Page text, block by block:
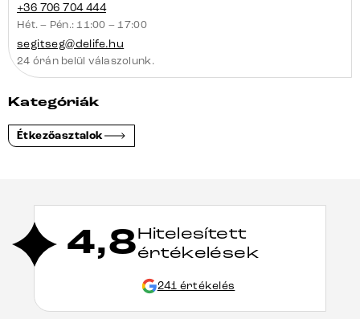
+36 706 704 444
Hét. – Pén.: 11:00 – 17:00
segitseg@delife.hu
24 órán belül válaszolunk.
Kategóriák
Étkezőasztalok
4,8Hitelesített
értékelések
241 értékelés